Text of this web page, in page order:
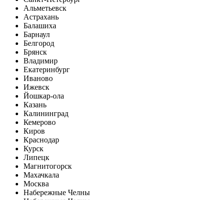
Альметьевск
Астрахань
Балашиха
Барнаул
Белгород
Брянск
Владимир
Екатеринбург
Иваново
Ижевск
Йошкар-ола
Казань
Калининград
Кемерово
Киров
Краснодар
Курск
Липецк
Магнитогорск
Махачкала
Москва
Набережные Челны